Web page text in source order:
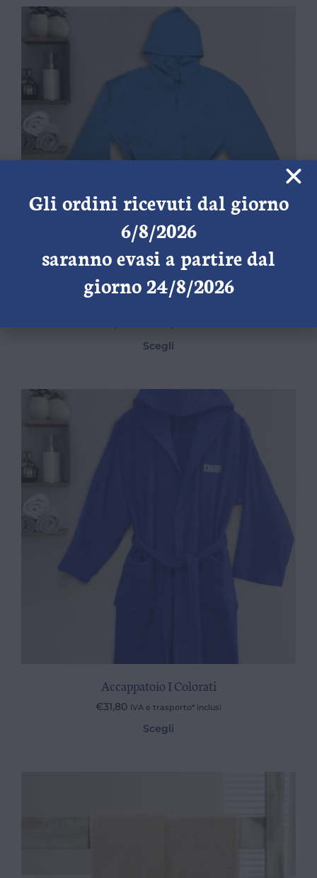
Accappatoio Microfibra
Scegli
Accappatoio I Colorati
€31,80 IVA e trasporto* inclusi
Scegli
Gli ordini ricevuti dal giorno
6/8/2026
saranno evasi a partire dal
giorno 24/8/2026